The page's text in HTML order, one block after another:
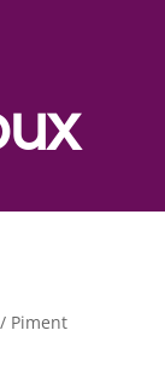
/ Piment